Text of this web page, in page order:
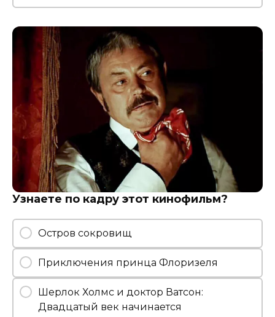
Узнаете по кадру этот кинофильм?
Остров сокровищ
Приключения принца Флоризеля
Шерлок Холмс и доктор Ватсон:
Двадцатый век начинается